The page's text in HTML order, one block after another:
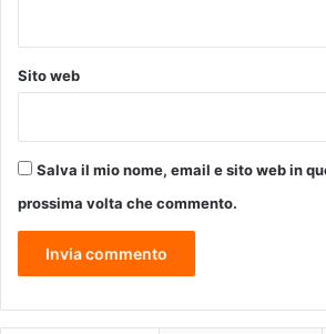
i
m
Sito web
Salva il mio nome, email e sito web in
prossima volta che commento.